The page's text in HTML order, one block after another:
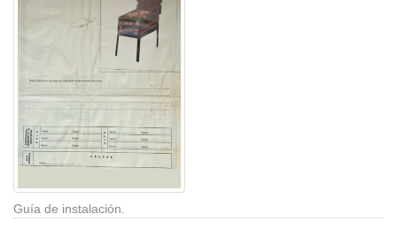
Guía de instalación.